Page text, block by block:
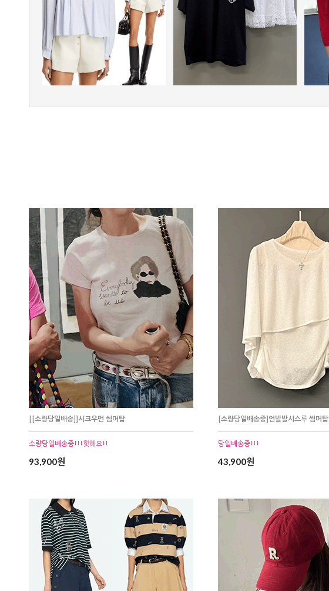
[[소량당일배송]]시크우먼 썸머탑
소량당일배송중!!!핫해요!!
93,900원
[소량당일배송중]언발발시스루 썸머탑
당일배송중!!!
43,900원